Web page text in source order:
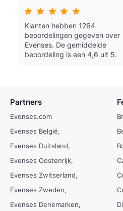
Klanten hebben 1264
beoordelingen gegeven over
Evenses. De gemiddelde
beoordeling is een 4,6 uit 5.
Partners
Evenses.com
Evenses België
Evenses Duitsland
Evenses Oostenrijk
Evenses Zwitserland
Evenses Zweden
Evenses Denemarken